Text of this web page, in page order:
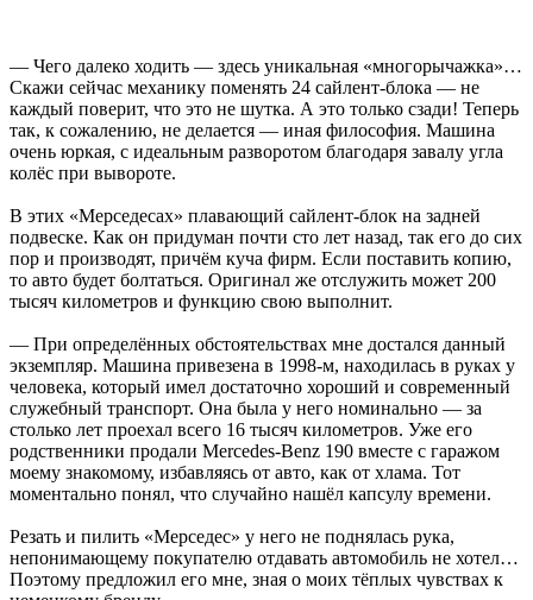
— Чего далеко ходить — здесь уникальная «многорычажка»…
Скажи сейчас механику поменять 24 сайлент-блока — не
каждый поверит, что это не шутка. А это только сзади! Теперь
так, к сожалению, не делается — иная философия. Машина
очень юркая, с идеальным разворотом благодаря завалу угла
колёс при вывороте.
В этих «Мерседесах» плавающий сайлент-блок на задней
подвеске. Как он придуман почти сто лет назад, так его до сих
пор и производят, причём куча фирм. Если поставить копию,
то авто будет болтаться. Оригинал же отслужить может 200
тысяч километров и функцию свою выполнит.
— При определённых обстоятельствах мне достался данный
экземпляр. Машина привезена в 1998-м, находилась в руках у
человека, который имел достаточно хороший и современный
служебный транспорт. Она была у него номинально — за
столько лет проехал всего 16 тысяч километров. Уже его
родственники продали Mercedes-Benz 190 вместе с гаражом
моему знакомому, избавляясь от авто, как от хлама. Тот
моментально понял, что случайно нашёл капсулу времени.
Резать и пилить «Мерседес» у него не поднялась рука,
непонимающему покупателю отдавать автомобиль не хотел…
Поэтому предложил его мне, зная о моих тёплых чувствах к